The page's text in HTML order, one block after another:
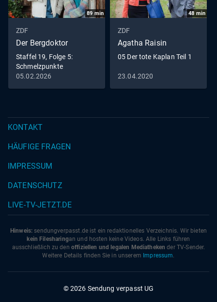
89 min
ZDF
Der Bergdoktor
Staffel 19, Folge 5:
Schmelzpunkte
05.02.2026
48 min
ZDF
Agatha Raisin
05 Der tote Kaplan Teil 1
23.04.2020
KONTAKT
HÄUFIGE FRAGEN
IMPRESSUM
DATENSCHUTZ
LIVE-TV-JETZT.DE
Hinweis: sendungverpasst.de ist ein redaktionelles Verzeichnis. Wir bieten
kein Filesharingan und hosten keine Videos. Alle Links führen
ausschließlich zu den offiziellen und legalen Mediatheken der TV-Sender.
Weitere Details finden Sie in unserem Impressum.
© 2026 Sendung verpasst UG